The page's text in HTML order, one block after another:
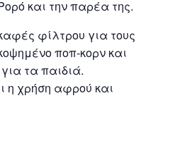
και την παρέα της.
φίλτρου για τους
ποπ-κορν και
τα παιδιά.
η χρήση αφρού και